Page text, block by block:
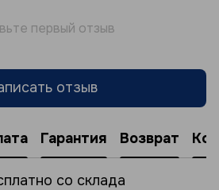
первый отзыв
отзыв
Гарантия Возврат
со склада